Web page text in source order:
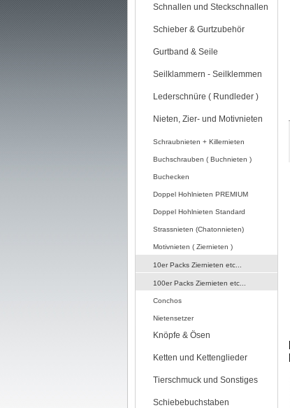
Schnallen und Steckschnallen
Schieber & Gurtzubehör
Gurtband & Seile
Seilklammern - Seilklemmen
Lederschnüre ( Rundleder )
Nieten, Zier- und Motivnieten
Schraubnieten + Killernieten
Buchschrauben ( Buchnieten )
Buchecken
Doppel Hohlnieten PREMIUM
Doppel Hohlnieten Standard
Strassnieten (Chatonnieten)
Motivnieten ( Ziernieten )
10er Packs Ziernieten etc...
100er Packs Ziernieten etc...
Conchos
Nietensetzer
Knöpfe & Ösen
Ketten und Kettenglieder
Tierschmuck und Sonstiges
Schiebebuchstaben